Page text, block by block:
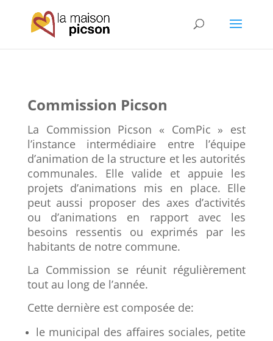
Commission Picson
La Commission Picson « ComPic » est
l’instance intermédiaire entre l’équipe
d’animation de la structure et les autorités
communales. Elle valide et appuie les
projets d’animations mis en place. Elle
peut aussi proposer des axes d’activités
ou d’animations en rapport avec les
besoins ressentis ou exprimés par les
habitants de notre commune.
La Commission se réunit régulièrement
tout au long de l’année.
Cette dernière est composée de:
le municipal des affaires sociales, petite